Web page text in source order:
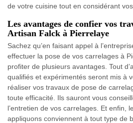
de votre cuisine tout en considérant
Les avantages de confier vos
Artisan Falck à Pierrelaye
Sachez qu’en faisant appel à
effectuer la pose de vos carrelages à
profiter de plusieurs avantages. Tout
qualifiés et expérimentés seront mis à
réaliser vos travaux de pose de
toute efficacité. Ils sauront vous
l’entretien de vos carrelages. Et enfin,
appliquons conviennent à tout type de